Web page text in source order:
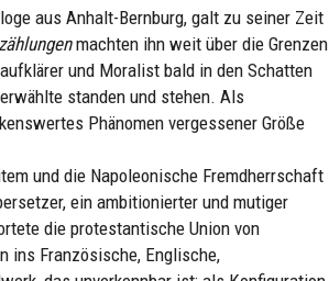
aus Anhalt-Bernburg, galt zu seiner Zeit
machten ihn weit über die Grenzen
und Moralist bald in den Schatten
standen und stehen. Als
Phänomen vergessener Größe
und die Napoleonische Fremdherrschaft
ein ambitionierter und mutiger
die protestantische Union von
ins Französische, Englische,